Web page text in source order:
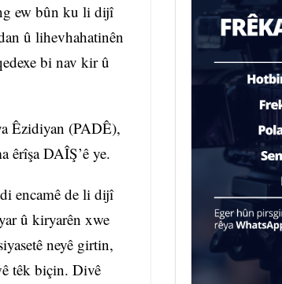
ew bûn ku li dijî
û lihevhahatinên
bi nav kir û
Êzidiyan (PADÊ),
êrîşa DAÎŞ’ê ye.
encamê de li dijî
û kiryarên xwe
neyê girtin,
têk biçin. Divê